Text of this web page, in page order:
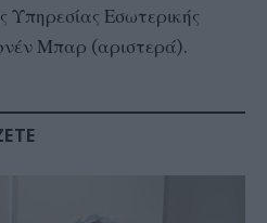
Υπηρεσίας Εσωτερικής
Μπαρ (αριστερά).